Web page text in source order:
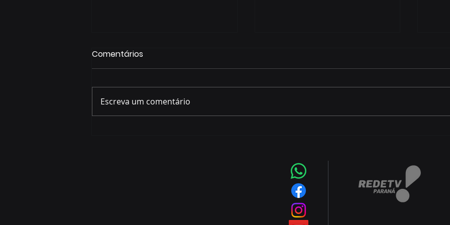
Futsal 2026 com equipes
de quatro países
Comentários
Escreva um comentário